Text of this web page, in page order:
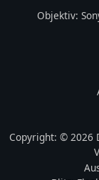
Objektiv:
Copyright: © 2026